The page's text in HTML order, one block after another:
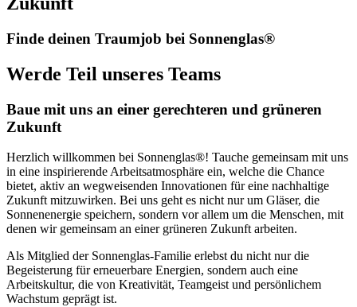
Finde deinen Traumjob bei Sonnenglas®
Werde Teil unseres Teams
Baue mit uns an einer gerechteren und grüneren
Zukunft
Herzlich willkommen bei Sonnenglas®! Tauche gemeinsam mit uns
in eine inspirierende Arbeitsatmosphäre ein, welche die Chance
bietet, aktiv an wegweisenden Innovationen für eine nachhaltige
Zukunft mitzuwirken. Bei uns geht es nicht nur um Gläser, die
Sonnenenergie speichern, sondern vor allem um die Menschen, mit
denen wir gemeinsam an einer grüneren Zukunft arbeiten.
Als Mitglied der Sonnenglas-Familie erlebst du nicht nur die
Begeisterung für erneuerbare Energien, sondern auch eine
Arbeitskultur, die von Kreativität, Teamgeist und persönlichem
Wachstum geprägt ist.